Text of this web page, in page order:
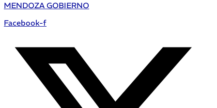
MENDOZA GOBIERNO
Facebook-f